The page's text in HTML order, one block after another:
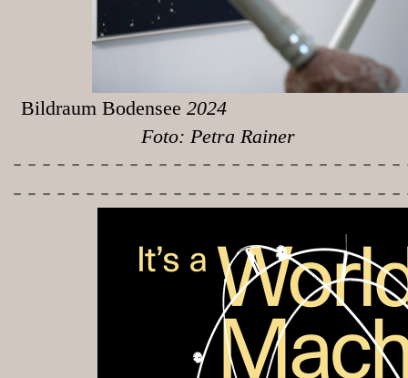
Bildraum Bodensee
Foto: Petra Rainer
-----------